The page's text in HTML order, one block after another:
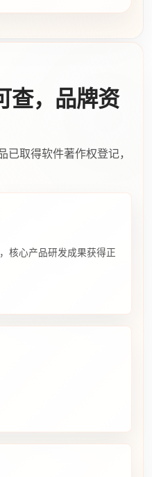
查，品牌资
已取得软件著作权登记，
核心产品研发成果获得正